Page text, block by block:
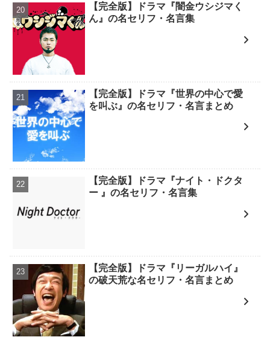
【完全版】ドラマ『闇金ウシジマく
ん』の名セリフ・名言集
【完全版】ドラマ『世界の中心で愛
を叫ぶ』の名セリフ・名言まとめ
【完全版】ドラマ『ナイト・ドクタ
ー 』の名セリフ・名言集
【完全版】ドラマ『リーガルハイ』
の破天荒な名セリフ・名言まとめ